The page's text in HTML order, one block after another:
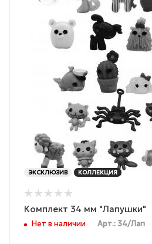
ЭКСКЛЮЗИВ КОЛЛЕКЦИЯ
Комплект 34 мм "Лапушки"
Нет в наличии Арт.: 34/Лап